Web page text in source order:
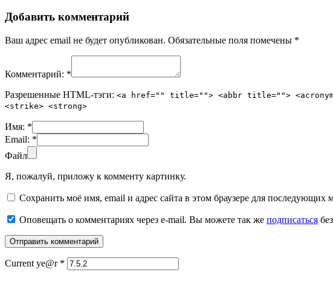
Добавить комментарий
Ваш адрес email не будет опубликован. Обязательные поля помечены *
Комментарий: *
Разрешенные HTML-тэги: <a href="" title=""> <abbr title="">
<strike> <strong>
Имя: *
Email: *
Файл
Я, пожалуй, приложу к комменту картинку.
Сохранить моё имя, email и адрес сайта в этом браузере для последующих
Оповещать о комментариях через e-mail. Вы можете так же подписаться
Current ye@r *